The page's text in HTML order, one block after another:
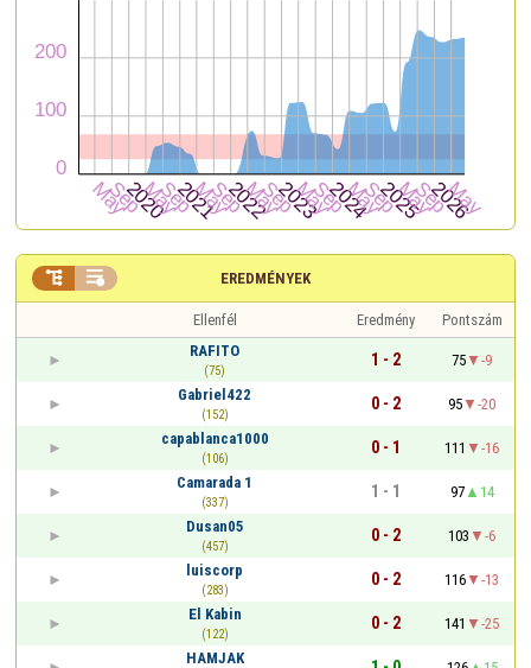
EREDMÉNYEK
 
Ellenfél Eredmény
Pontszám
RAFITO
(75)
1 - 2 75
-9
Gabriel422
(152)
0 - 2 95
-20
capablanca1000
(106)
0 - 1 111
-16
Camarada 1
(337)
1 - 1 97
14
Dusan05
(457)
0 - 2 103
-6
luiscorp
(283)
0 - 2 116
-13
El Kabin
(122)
0 - 2 141
-25
HAMJAK